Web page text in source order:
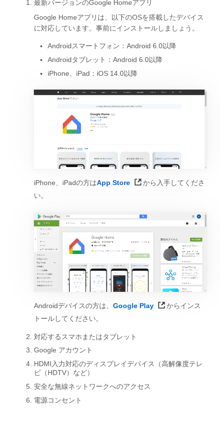
最新バージョンのGoogle Homeアプリ
Google Homeアプリは、以下のOSを搭載したデバイス
に対応しています。事前にインストールしましょう。
Androidスマートフォン：Android 6.0以降
Androidタブレット：Android 6.0以降
iPhone、iPad：iOS 14.0以降
iPhone、iPadの方はApp Store
から入手してくださ
い。
Androidデバイスの方は、 Google Play
からインス
トールしてください。
対応するスマホまたはタブレット
Google アカウント
HDMI入力対応のディスプレイデバイス（高解像度テレ
ビ（HDTV）など）
安全な無線ネットワークへのアクセス
電源コンセント